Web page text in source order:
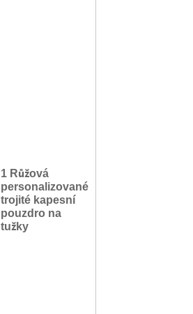
1 Růžová
personalizované
trojité kapesní
pouzdro na
tužky